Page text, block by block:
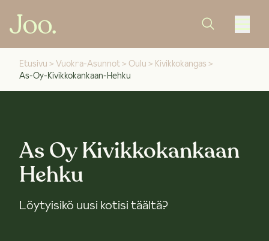
Etusivu > Vuokra-Asunnot > Oulu > Kivikkokangas >
As-Oy-Kivikkokankaan-Hehku
As Oy Kivikkokankaan
Hehku
Löytyisikö uusi kotisi täältä?